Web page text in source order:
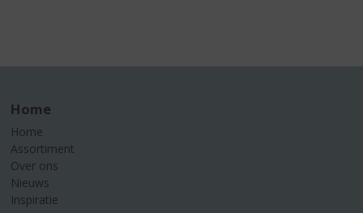
Home
Home
Assortiment
Over ons
Nieuws
Inspiratie